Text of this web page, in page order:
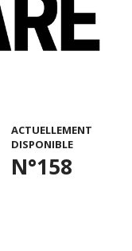
ACTUELLEMENT
DISPONIBLE
N°158